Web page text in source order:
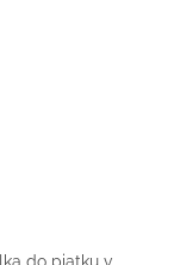
do piatku v